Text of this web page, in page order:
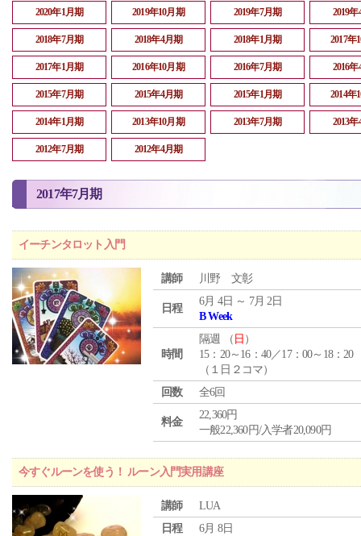
2020年1月期 2019年10月期 2019年7月期 2019
2018年7月期 2018年4月期 2018年1月期 2017年
2017年1月期 2016年10月期 2016年7月期 2016
2015年7月期 2015年4月期 2015年1月期 2014年
2014年1月期 2013年10月期 2013年7月期 2013
2012年7月期 2012年4月期
2017年7月期
イーチンタロット入門
講師 川野 文彰
日程
6月 4日 ～ 7月 2日
B Week
時間
隔週 （ 日 ）
15：20～16：40／17：00～18：20
（１日２コマ）
回数
全6回
料金
22,360円
一般22,360円/入学者20,090円
今すぐルーンを使う！ ルーン入門実用講座
講師
LUA
日程
6月 8日